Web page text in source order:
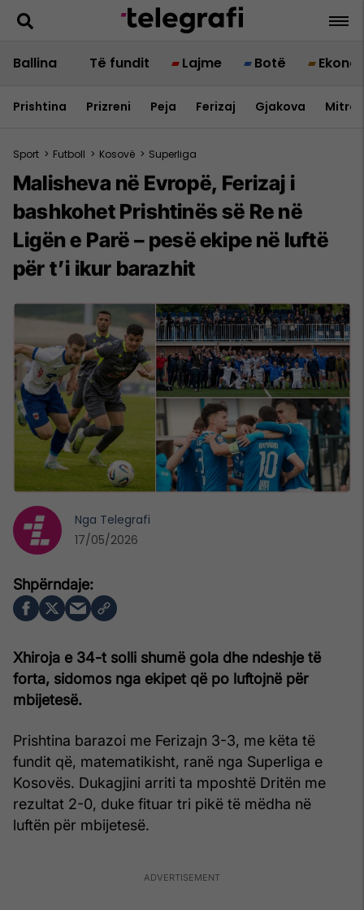
Ballina Të fundit Lajme Botë
Prishtina Prizreni Peja Ferizaj Gjakova
Sport > Futboll > Kosovë > Superliga
Malisheva në Evropë, Ferizaj i
bashkohet Prishtinës së Re në
Ligën e Parë – pesë ekipe në luftë
për t’i ikur barazhit
Xhiroja e 34-t solli shumë gola dhe ndeshje të
forta, sidomos nga ekipet që po luftojnë për
mbijetesë.
Prishtina barazoi me Ferizajn 3-3, me këta të
fundit që, matematikisht, ranë nga Superliga e
Kosovës. Dukagjini arriti ta mposhtë Dritën me
rezultat 2-0, duke fituar tri pikë të mëdha në
luftën për mbijetesë.
Nga Telegrafi
17/05/2026